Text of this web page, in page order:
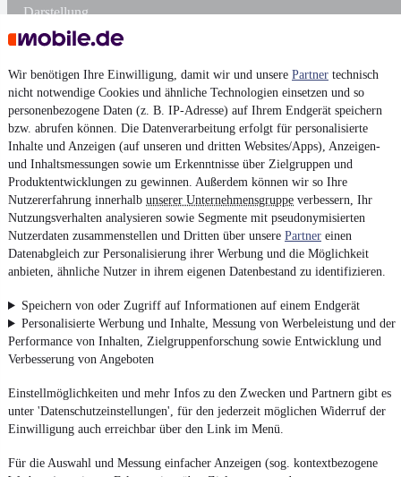
Wir benötigen Ihre Einwilligung, damit wir und unsere Partner technisch
nicht notwendige Cookies und ähnliche Technologien einsetzen und so
personenbezogene Daten (z. B. IP-Adresse) auf Ihrem Endgerät speichern
bzw. abrufen können. Die Datenverarbeitung erfolgt für personalisierte
Inhalte und Anzeigen (auf unseren und dritten Websites/Apps), Anzeigen-
und Inhaltsmessungen sowie um Erkenntnisse über Zielgruppen und
Produktentwicklungen zu gewinnen. Außerdem können wir so Ihre
Nutzererfahrung innerhalb unserer Unternehmensgruppe verbessern, Ihr
Nutzungsverhalten analysieren sowie Segmente mit pseudonymisierten
Nutzerdaten zusammenstellen und Dritten über unsere Partner einen
Datenabgleich zur Personalisierung ihrer Werbung und die Möglichkeit
anbieten, ähnliche Nutzer in ihrem eigenen Datenbestand zu identifizieren.
Speichern von oder Zugriff auf Informationen auf einem Endgerät
Personalisierte Werbung und Inhalte, Messung von Werbeleistung und der
Performance von Inhalten, Zielgruppenforschung sowie Entwicklung und
Verbesserung von Angeboten
Einstellmöglichkeiten und mehr Infos zu den Zwecken und Partnern gibt es
unter 'Datenschutzeinstellungen', für den jederzeit möglichen Widerruf der
Einwilligung auch erreichbar über den Link im Menü.
Für die Auswahl und Messung einfacher Anzeigen (sog. kontextbezogene
Darstellung